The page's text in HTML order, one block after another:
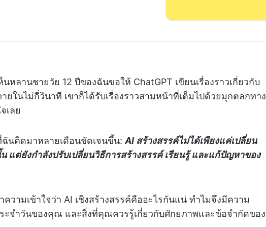
นหลานชายวัย 12 ปีของฉันขอให้ ChatGPT เขียนเรื่องราวเกี่ยวกับ
ยในไม่กี่วินาที เขาก็ได้รับเรื่องราวสามหน้าที่เต็มไปด้วยมุกตลกทาง
เลย
ฉันคิดมาหลายเดือนชัดเจนขึ้น: AI สร้างสรรค์ไม่ได้เพียงแค่เปลี่ยน
น แต่ยังกำลังปรับเปลี่ยนวิธีการสร้างสรรค์ เรียนรู้ และแก้ปัญหาของ
ามเข้าใจว่า AI เชิงสร้างสรรค์คืออะไรกันแน่ ทำไมจึงมีความ
ะจำวันของคุณ และสิ่งที่คุณควรรู้เกี่ยวกับศักยภาพและข้อจำกัดของ